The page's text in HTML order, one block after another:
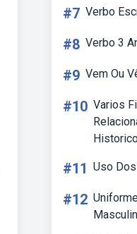
#7 Verbo
#8 Verbo 3
#9 Vem Ou
#10 Varios
#11 Uso
#12